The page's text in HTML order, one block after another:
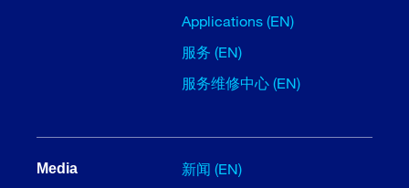
Applications (EN)
服务 (EN)
服务维修中心 (EN)
Media
新闻 (EN)